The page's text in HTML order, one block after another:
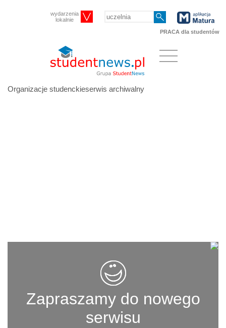
wydarzenia
lokalnie
PRACA dla studentów
Organizacje studenckieserwis archiwalny
Zapraszamy do nowego
serwisu